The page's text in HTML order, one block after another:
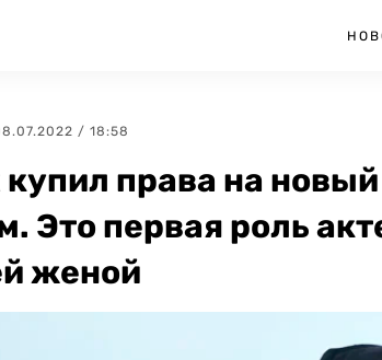
/ 18:58
права на
Это первая роль
женой